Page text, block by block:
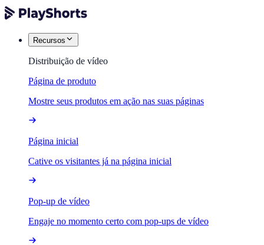
Recursos
Distribuição de vídeo
Página de produto
Mostre seus produtos em ação nas suas páginas
Página inicial
Cative os visitantes já na página inicial
Pop-up de vídeo
Engaje no momento certo com pop-ups de vídeo